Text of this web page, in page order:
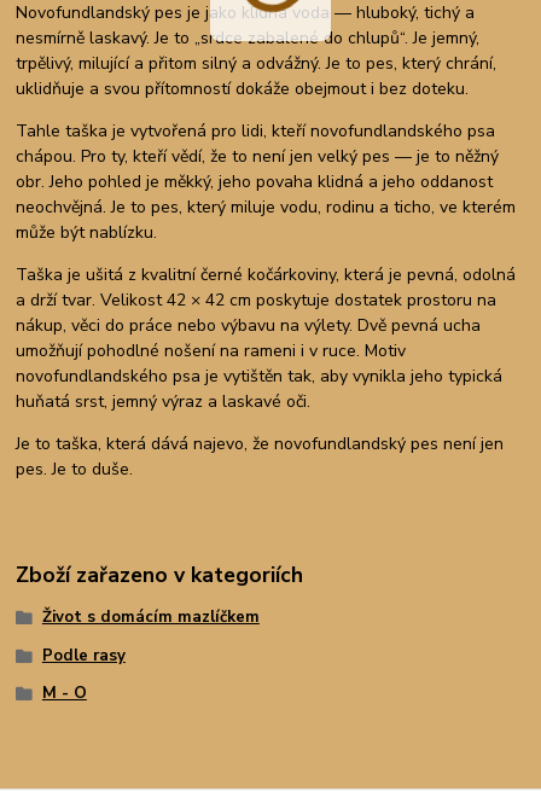
Novofundlandský pes je jako klidná voda — hluboký, tichý a
nesmírně laskavý. Je to „srdce zabalené do chlupů“. Je jemný,
trpělivý, milující a přitom silný a odvážný. Je to pes, který chrání,
uklidňuje a svou přítomností dokáže obejmout i bez doteku.
Tahle taška je vytvořená pro lidi, kteří novofundlandského psa
chápou. Pro ty, kteří vědí, že to není jen velký pes — je to něžný
obr. Jeho pohled je měkký, jeho povaha klidná a jeho oddanost
neochvějná. Je to pes, který miluje vodu, rodinu a ticho, ve kterém
může být nablízku.
Taška je ušitá z kvalitní černé kočárkoviny, která je pevná, odolná
a drží tvar. Velikost 42 × 42 cm poskytuje dostatek prostoru na
nákup, věci do práce nebo výbavu na výlety. Dvě pevná ucha
umožňují pohodlné nošení na rameni i v ruce. Motiv
novofundlandského psa je vytištěn tak, aby vynikla jeho typická
huňatá srst, jemný výraz a laskavé oči.
Je to taška, která dává najevo, že novofundlandský pes není jen
pes. Je to duše.
Zboží zařazeno v kategoriích
Život s domácím mazlíčkem
Podle rasy
M - O